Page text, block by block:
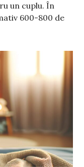
un cuplu. În
600-800 de